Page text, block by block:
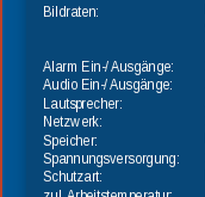
Bildraten:
Alarm Ein-/ Ausgänge:
Audio Ein-/ Ausgänge:
Lautsprecher:
Netzwerk:
Speicher:
Spannungsversorgung:
Schutzart: